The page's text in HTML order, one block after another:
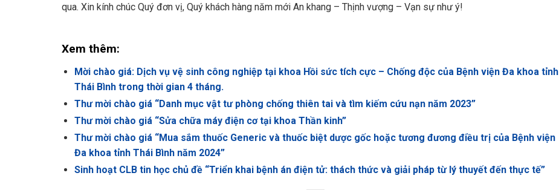
qua. Xin kính chúc Quý đơn vị, Quý khách hàng năm mới An khang – Thịnh vượng – Vạn sự như ý!
Xem thêm:
Mời chào giá: Dịch vụ vệ sinh công nghiệp tại khoa Hồi sức tích cực – Chống độc của Bệnh viện Đa khoa tỉnh
Thái Bình trong thời gian 4 tháng.
Thư mời chào giá “Danh mục vật tư phòng chống thiên tai và tìm kiếm cứu nạn năm 2023”
Thư mời chào giá “Sửa chữa máy điện cơ tại khoa Thần kinh”
Thư mời chào giá “Mua sắm thuốc Generic và thuốc biệt dược gốc hoặc tương đương điều trị của Bệnh viện
Đa khoa tỉnh Thái Bình năm 2024”
Sinh hoạt CLB tin học chủ đề “Triển khai bệnh án điện tử: thách thức và giải pháp từ lý thuyết đến thực tế”